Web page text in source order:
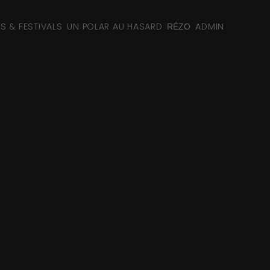
& FESTIVALS UN POLAR AU HASARD RÉZO ADMIN